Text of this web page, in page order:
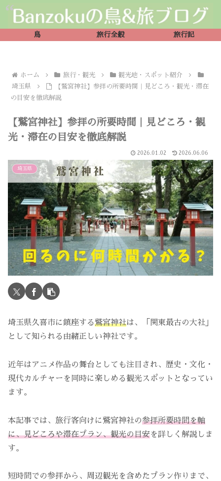
鳥 旅行全般 旅行記
ホーム 旅行・観光
観光地・スポット紹介
埼玉県
【鷲宮神社】参拝の所要時間｜見どころ・観光・滞在
の目安を徹底解説
【鷲宮神社】参拝の所要時間｜見どころ・観
光・滞在の目安を徹底解説
2026.01.02 2026.06.06
埼玉県
埼玉県久喜市に鎮座する鷲宮神社は、「関東最古の大社」
として知られる由緒正しい神社です。
近年はアニメ作品の舞台としても注目され、歴史・文化・
現代カルチャーを同時に楽しめる観光スポットとなってい
ます。
本記事では、旅行客向けに鷲宮神社の参拝所要時間を軸
に、見どころや滞在プラン、観光の目安を詳しく解説しま
す。
短時間での参拝から、周辺観光を含めたプラン作りまで、